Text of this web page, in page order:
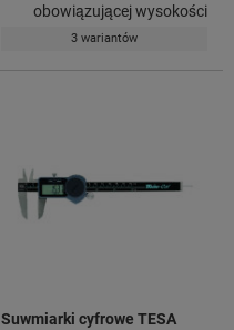
obowiązującej wysokości
3 wariantów
Suwmiarki cyfrowe TESA